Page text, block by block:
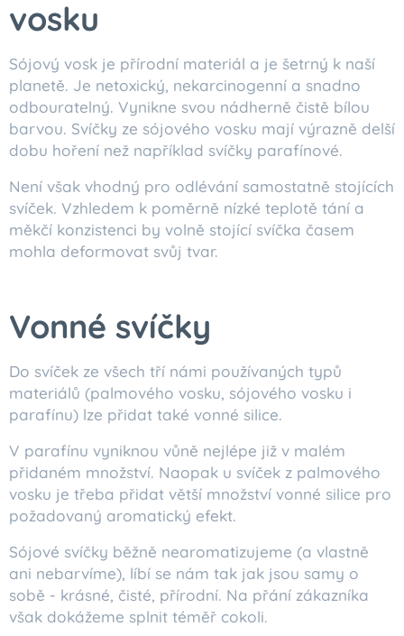
vosku
Sójový vosk je přírodní materiál a je šetrný k naší
planetě. Je netoxický, nekarcinogenní a snadno
odbouratelný. Vynikne svou nádherně čistě bílou
barvou. Svíčky ze sójového vosku mají výrazně delší
dobu hoření než například svíčky parafínové.
Není však vhodný pro odlévání samostatně stojících
svíček. Vzhledem k poměrně nízké teplotě tání a
měkčí konzistenci by volně stojící svíčka časem
mohla deformovat svůj tvar.
Vonné svíčky
Do svíček ze všech tří námi používaných typů
materiálů (palmového vosku, sójového vosku i
parafínu) lze přidat také vonné silice.
V parafínu vyniknou vůně nejlépe již v malém
přidaném množství. Naopak u svíček z palmového
vosku je třeba přidat větší množství vonné silice pro
požadovaný aromatický efekt.
Sójové svíčky běžně nearomatizujeme (a vlastně
ani nebarvíme), líbí se nám tak jak jsou samy o
sobě - krásné, čisté, přírodní. Na přání zákazníka
však dokážeme splnit téměř cokoli.